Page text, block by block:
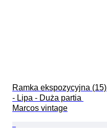
Ramka ekspozycyjna (15)
- Lipa - Duża partia
Marcos vintage